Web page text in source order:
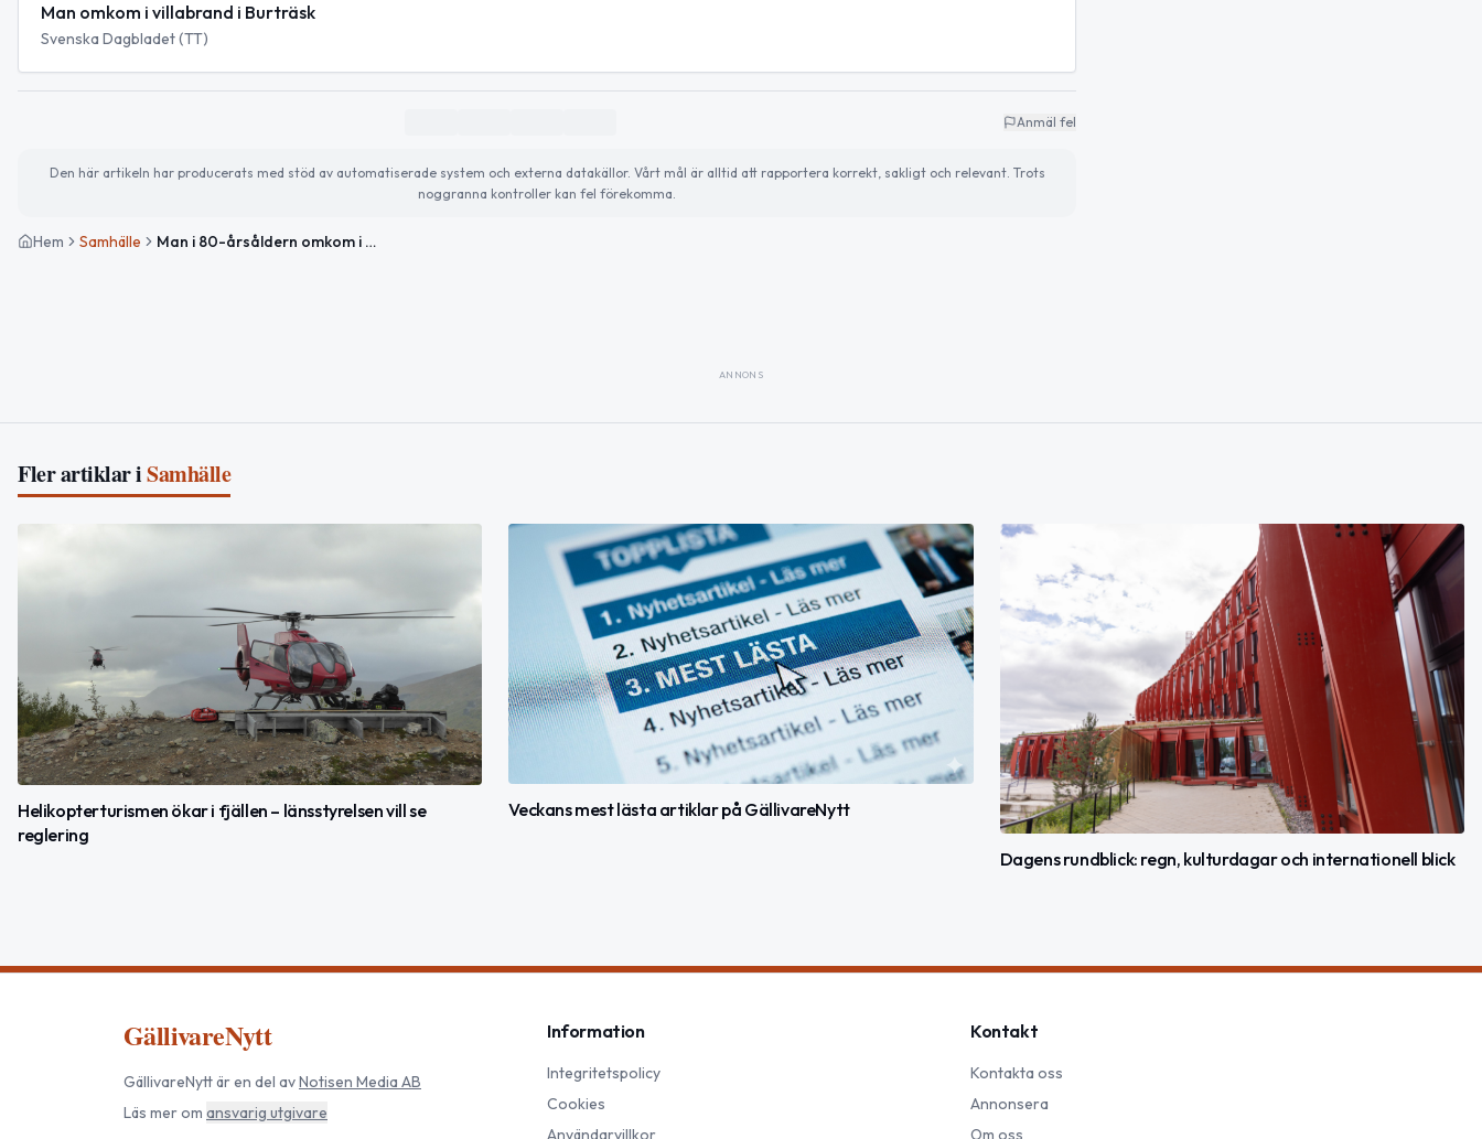
Man omkom i villabrand i Burträsk
Svenska Dagbladet (TT)
Anmäl fel
Den här artikeln har producerats med stöd av automatiserade system och externa datakällor. Vårt mål är alltid att rapportera korrekt, sakligt och relevant. Trots
noggranna kontroller kan fel förekomma.
Hem Samhälle Man i 80-årsåldern omkom i villabrand i Burträsk
ANNONS
Fler artiklar iSamhälle
Helikopterturismen ökar i fjällen – länsstyrelsen vill se
reglering
Veckans mest lästa artiklar på GällivareNytt
Dagens rundblick: regn, kulturdagar och internationell blick
GällivareNytt
GällivareNyttär en del avNotisen Media AB
Läs mer om ansvarig utgivare
Information
Integritetspolicy
Cookies
Kontakt
Kontakta oss
Annonsera